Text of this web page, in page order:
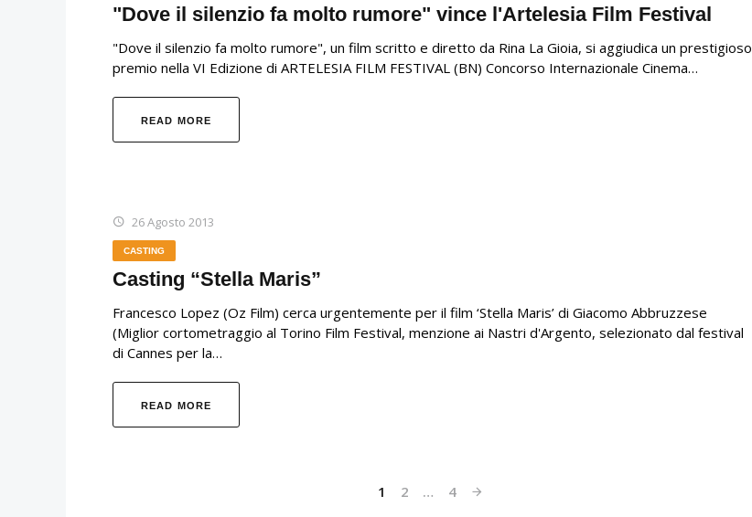
"Dove il silenzio fa molto rumore" vince l'Artelesia Film Festival
"Dove il silenzio fa molto rumore", un film scritto e diretto da Rina La Gioia, si aggiudica un prestigioso
premio nella VI Edizione di ARTELESIA FILM FESTIVAL (BN) Concorso Internazionale Cinema…
READ MORE
26 Agosto 2013
CASTING
Casting “Stella Maris”
Francesco Lopez (Oz Film) cerca urgentemente per il film ‘Stella Maris’ di Giacomo Abbruzzese
(Miglior cortometraggio al Torino Film Festival, menzione ai Nastri d'Argento, selezionato dal festival
di Cannes per la…
READ MORE
1 2 … 4